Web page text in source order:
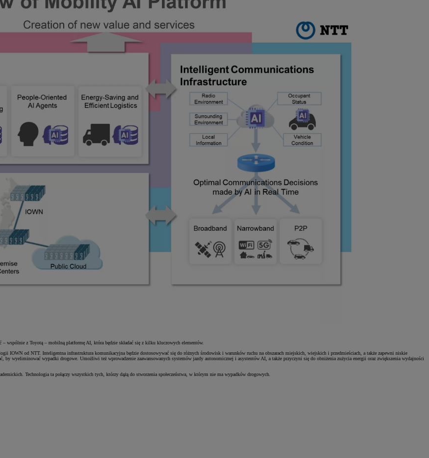
wspólnie z Toyotą – mobilną platformę AI, która będzie składać się z kilku kluczowych elementów.
IOWN od NTT. Inteligentna infrastruktura komunikacyjna będzie dostosowywać się do różnych środowisk i warunków ruchu na obszarach miejskich, wiejskich i przedmieściach, a także zapewni niskie
wyeliminować wypadki drogowe. Umożliwi też wprowadzenie zaawansowanych systemów jazdy autonomicznej i asystentów AI, a także przyczyni się do obniżenia zużycia energii oraz zwiększenia wydajności
Technologia ta połączy wszystkich tych, którzy dążą do stworzenia społeczeństwa, w którym nie ma wypadków drogowych.